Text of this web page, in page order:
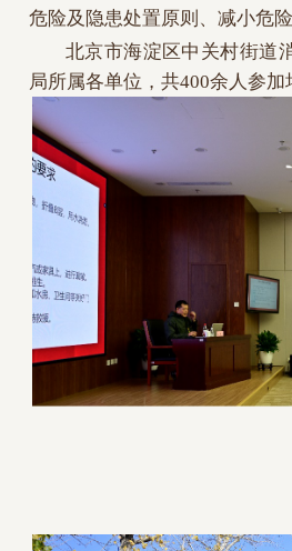
危险及隐患处置原则、减小危
北京市海淀区中关村街道
局所属各单位，共400余人参加